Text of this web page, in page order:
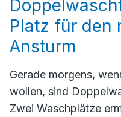
Platz für den
Ansturm
Gerade morgens,
wollen, sind
Zwei Waschplätze